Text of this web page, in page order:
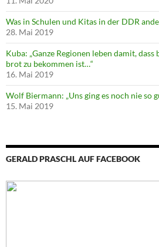
Was in Schulen und Kitas in der DDR
28. Mai 2019
Kuba: „Ganze Regionen leben damit,
brot zu bekommen ist…“
16. Mai 2019
Wolf Biermann: „Uns ging es noch nie so
15. Mai 2019
GERALD PRASCHL AUF FACEBOOK